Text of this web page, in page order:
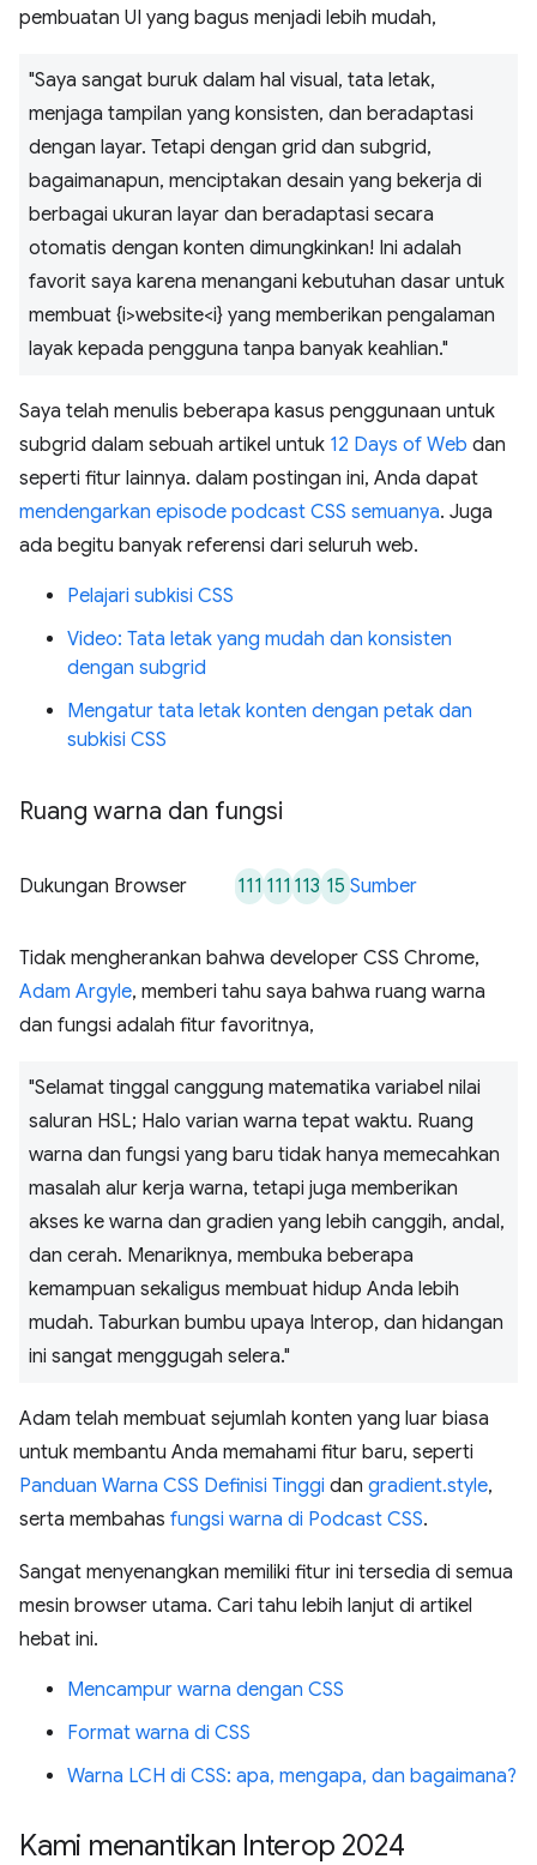
pembuatan UI yang bagus menjadi lebih mudah,
"Saya sangat buruk dalam hal visual, tata letak,
menjaga tampilan yang konsisten, dan beradaptasi
dengan layar. Tetapi dengan grid dan subgrid,
bagaimanapun, menciptakan desain yang bekerja di
berbagai ukuran layar dan beradaptasi secara
otomatis dengan konten dimungkinkan! Ini adalah
favorit saya karena menangani kebutuhan dasar untuk
membuat {i>website<i} yang memberikan pengalaman
layak kepada pengguna tanpa banyak keahlian."
Saya telah menulis beberapa kasus penggunaan untuk
subgrid dalam sebuah artikel untuk 12 Days of Web dan
seperti fitur lainnya. dalam postingan ini, Anda dapat
mendengarkan episode podcast CSS semuanya. Juga
ada begitu banyak referensi dari seluruh web.
Pelajari subkisi CSS
Video: Tata letak yang mudah dan konsisten
dengan subgrid
Mengatur tata letak konten dengan petak dan
subkisi CSS
Ruang warna dan fungsi
Dukungan Browser 111 111 113 15 Sumber
Tidak mengherankan bahwa developer CSS Chrome,
Adam Argyle, memberi tahu saya bahwa ruang warna
dan fungsi adalah fitur favoritnya,
"Selamat tinggal canggung matematika variabel nilai
saluran HSL; Halo varian warna tepat waktu. Ruang
warna dan fungsi yang baru tidak hanya memecahkan
masalah alur kerja warna, tetapi juga memberikan
akses ke warna dan gradien yang lebih canggih, andal,
dan cerah. Menariknya, membuka beberapa
kemampuan sekaligus membuat hidup Anda lebih
mudah. Taburkan bumbu upaya Interop, dan hidangan
ini sangat menggugah selera."
Adam telah membuat sejumlah konten yang luar biasa
untuk membantu Anda memahami fitur baru, seperti
Panduan Warna CSS Definisi Tinggi dan gradient.style,
serta membahas fungsi warna di Podcast CSS.
Sangat menyenangkan memiliki fitur ini tersedia di semua
mesin browser utama. Cari tahu lebih lanjut di artikel
hebat ini.
Mencampur warna dengan CSS
Format warna di CSS
Warna LCH di CSS: apa, mengapa, dan bagaimana?
Kami menantikan Interop 2024